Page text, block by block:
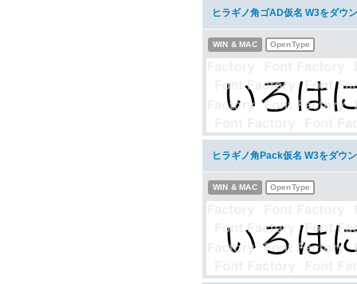
ヒラギノ角ゴAD仮名 W3をダウ
WIN & MAC OpenType
ヒラギノ角Pack仮名 W3をダウ
WIN & MAC OpenType